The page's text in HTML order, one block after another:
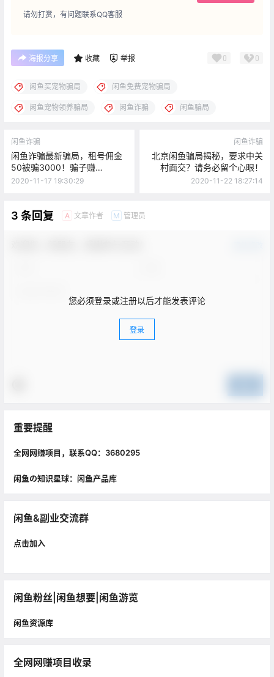
请勿打赏，有问题联系QQ客服
海报分享 收藏 举报 0 0
闲鱼买宠物骗局 闲鱼免费宠物骗局
闲鱼宠物领养骗局 闲鱼诈骗 闲鱼骗局
闲鱼诈骗
闲鱼诈骗最新骗局，租号佣金
50被骗3000！骗子赚
10000+！
2020-11-17 19:30:29
闲鱼诈骗
北京闲鱼骗局揭秘，要求中关
村面交？请务必留个心眼！
2020-11-22 18:27:14
3 条回复 A 文章作者 M 管理员
您必须登录或注册以后才能发表评论
登录
重要提醒
全网网赚项目，联系QQ：3680295
闲鱼の知识星球：闲鱼产品库
闲鱼&副业交流群
点击加入
闲鱼粉丝|闲鱼想要|闲鱼游览
闲鱼资源库
全网网赚项目收录